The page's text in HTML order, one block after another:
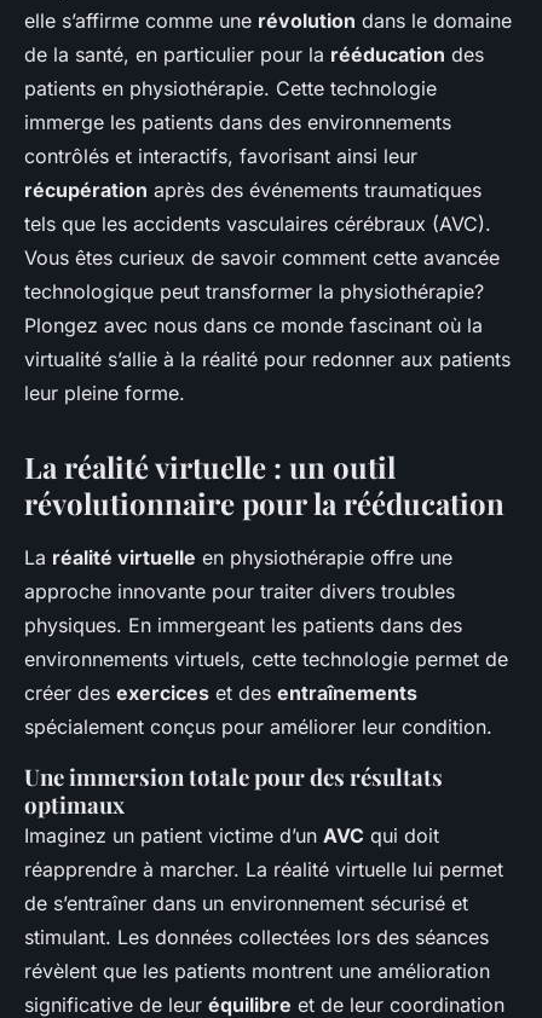
elle s’affirme comme une révolution dans le domaine
de la santé, en particulier pour la rééducation des
patients en physiothérapie. Cette technologie
immerge les patients dans des environnements
contrôlés et interactifs, favorisant ainsi leur
récupération après des événements traumatiques
tels que les accidents vasculaires cérébraux (AVC).
Vous êtes curieux de savoir comment cette avancée
technologique peut transformer la physiothérapie?
Plongez avec nous dans ce monde fascinant où la
virtualité s’allie à la réalité pour redonner aux patients
leur pleine forme.
La réalité virtuelle : un outil
révolutionnaire pour la rééducation
La réalité virtuelle en physiothérapie offre une
approche innovante pour traiter divers troubles
physiques. En immergeant les patients dans des
environnements virtuels, cette technologie permet de
créer des exercices et des entraînements
spécialement conçus pour améliorer leur condition.
Une immersion totale pour des résultats
optimaux
Imaginez un patient victime d’un AVC qui doit
réapprendre à marcher. La réalité virtuelle lui permet
de s’entraîner dans un environnement sécurisé et
stimulant. Les données collectées lors des séances
révèlent que les patients montrent une amélioration
significative de leur équilibre et de leur coordination